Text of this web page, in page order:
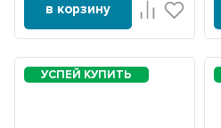
в корзину